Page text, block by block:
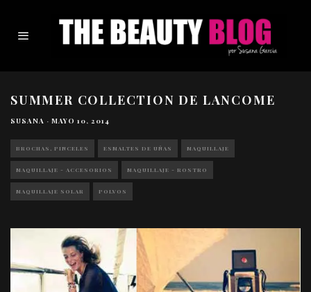
SUMMER COLLECTION DE LANCOME
SUSANA · MAYO 10, 2014
BROCHAS, PINCELES ESMALTES DE UÑAS MAQUILLAJE
MAQUILLAJE - ACCESORIOS MAQUILLAJE - ROSTRO
MAQUILLAJE SOLAR POLVOS